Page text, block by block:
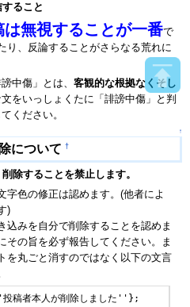
ること
無視することが一番で
り、反論することがさらなる荒れに
中傷」とは、 客観的な根拠なくそし
をいっしょくたに「誹謗中傷」と判
ください。
↑
について †
除することを禁止します。
字色の修正は認めます。(他者によ
)
込みを自分で削除することを認めま
その旨を必ず報告してください。ま
を丸ごと消すのではなく以下の文言
者本人が削除しました''};